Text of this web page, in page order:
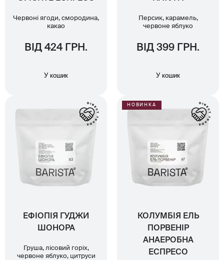
Червоні ягоди, смородина,
какао
ВІД 424 ГРН.
У кошик
Персик, карамель,
червоне яблуко
ВІД 399 ГРН.
У кошик
ЕФІОПІЯ ГУДЖИ
ШОНОРА
Груша, лісовий горіх,
червоне яблуко, цитруси
НОВИНКА
КОЛУМБІЯ ЕЛЬ
ПОРВЕНІР
АНАЕРОБНА
ЕСПРЕСО